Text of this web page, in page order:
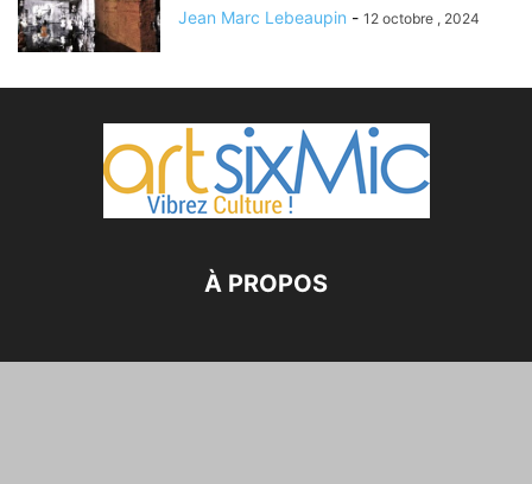
Jean Marc Lebeaupin - 12 octobre , 2024
À PROPOS